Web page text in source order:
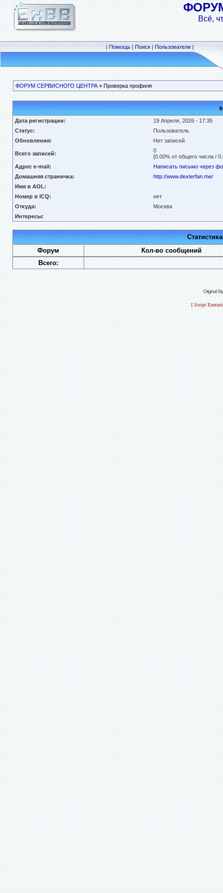
Всё,
|Помощь|Поиск|Пользователи|
ФОРУМ СЕРВИСНОГО ЦЕНТРА» Проверка профиля
Дата регистрации:
19 Апреля, 2026 - 17:35
Статус:
Пользователь
Обновления:
Нет записей
Всего записей:
0
[0.00% от общего числа /
Адрес e-mail:
Написать письмо через
Домашняя страничка:
http://www.dexterfan.me/
Имя в AOL:
Номер в ICQ:
нет
Откуда:
Москва
Интересы:
Форум
Кол-во сообщений
Всего:
Original
[ Script